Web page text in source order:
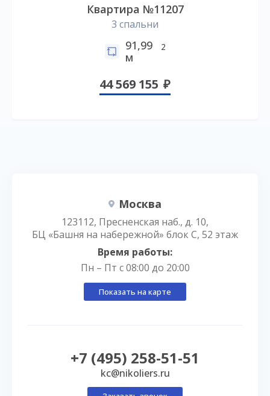
Квартира №11207
3 спальни
91,99
м
2
44 569 155
Москва
123112, Пресненская наб., д. 10,
БЦ «Башня на набережной» блок С, 52 этаж
Время работы:
Пн – Пт с 08:00 до 20:00
Показать на карте
+7 (495) 258-51-51
kc@nikoliers.ru